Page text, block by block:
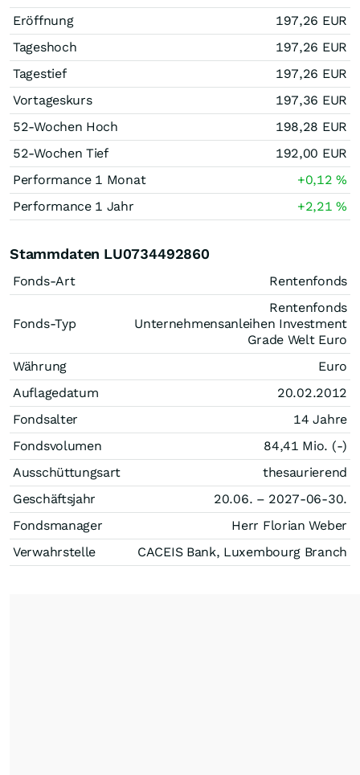
Eröffnung
197,26 EUR
Tageshoch
197,26 EUR
Tagestief
197,26 EUR
Vortageskurs
197,36 EUR
52-Wochen Hoch
198,28 EUR
52-Wochen Tief
192,00 EUR
Performance 1 Monat
+0,12%
Performance 1 Jahr
+2,21%
Stammdaten LU0734492860
Fonds-Art Rentenfonds
Fonds-Typ
Rentenfonds
Unternehmensanleihen Investment
Grade Welt Euro
Währung
Euro
Auflagedatum
20.02.2012
Fondsalter
14 Jahre
Fondsvolumen
84,41 Mio. (-)
Ausschüttungsart
thesaurierend
Geschäftsjahr
20.06. – 2027-06-30.
Fondsmanager
Herr Florian Weber
Verwahrstelle
CACEIS Bank, Luxembourg Branch